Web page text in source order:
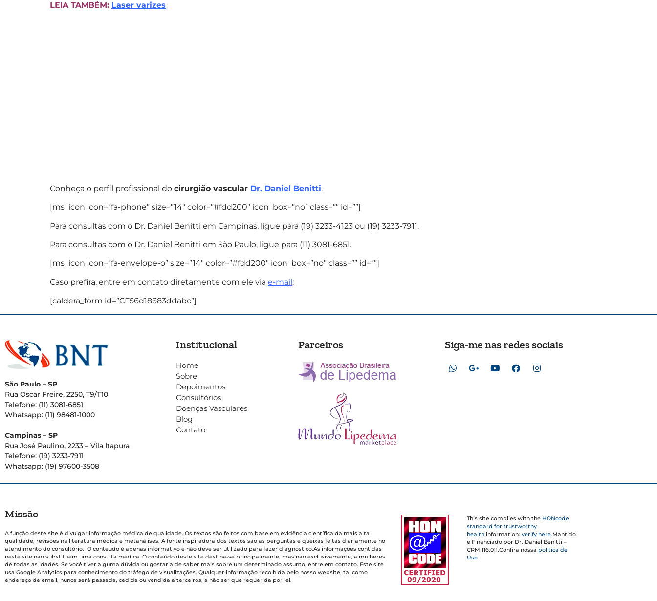
LEIA TAMBÉM: Laser varizes
Conheça o perfil profissional do cirurgião vascular Dr. Daniel Benitti.
[ms_icon icon=”fa-phone” size=”14″ color=”#fdd200″ icon_box=”no” class=”” id=””]
Para consultas com o Dr. Daniel Benitti em Campinas, ligue para (19) 3233-4123 ou (19) 3233-7911.
Para consultas com o Dr. Daniel Benitti em São Paulo, ligue para (11) 3081-6851.
[ms_icon icon=”fa-envelope-o” size=”14″ color=”#fdd200″ icon_box=”no” class=”” id=””]
Caso prefira, entre em contato diretamente com ele via e-mail:
[caldera_form id=”CF56d18683ddabc”]
São Paulo – SP
Rua Oscar Freire, 2250, T9/T10
Telefone: (11) 3081-6851
Whatsapp: (11) 98481-1000
Campinas – SP
Rua José Paulino, 2233 – Vila Itapura
Telefone: (19) 3233-7911
Whatsapp: (19) 97600-3508
Institucional
Home
Sobre
Depoimentos
Consultórios
Doenças Vasculares
Blog
Contato
Parceiros Siga-me nas redes sociais
Missão
A função deste site é divulgar informação médica de qualidade. Os textos são feitos com base em evidência científica da mais alta
qualidade, revisões na literatura médica e metanálises. A fonte inspiradora dos textos são as perguntas e queixas feitas diariamente no
atendimento do consultório. O conteúdo é apenas informativo e não deve ser utilizado para fazer diagnóstico.As informações contidas
neste site não substituem uma consulta médica. O conteúdo deste site destina-se principalmente, mas não exclusivamente, a mulheres
de todas as idades. Se você tiver alguma dúvida ou gostaria de saber mais sobre um determinado assunto, entre em contato. Este site
usa Google Analytics para conhecimento do tráfego de visualizações. Qualquer informação recolhida pelo nosso website, tal como
endereço de email, nunca será passada, cedida ou vendida a terceiros, a não ser que requerida por lei.
This site complies with the HONcode
standard for trustworthy
healthinformation: verify here.Mantido
e Financiado por Dr. Daniel Benitti –
CRM 116.011.Confira nossa política de
Uso